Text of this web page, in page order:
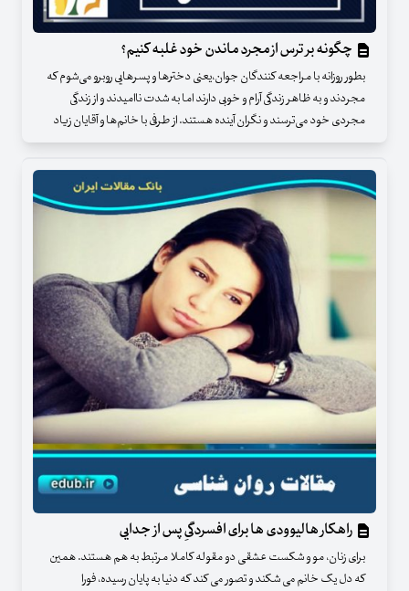
چگونه بر ترس از مجرد ماندن خود غلبه کنیم؟
بطور روزانه با مراجعه کنندگان جوان،‌یعنی دخترها و پسرهایی روبرو می‌‌شوم که
مجردند و به ظاهر زندگی آرام و خوبی دارند اما به شدت ناامیدند و از زندگی
مجردی خود می‌‌ترسند و نگران آینده هستند. از طرفی با خانم‌ها و آقایان زیاد
راهکار هالیوودی ها برای افسردگیِ پس از جدایی
برای زنان، مو و شکست عشقی دو مقوله کاملا مرتبط به هم هستند. همین
که دل یک خانم می شکند و تصور می کند که دنیا به پایان رسیده، فورا